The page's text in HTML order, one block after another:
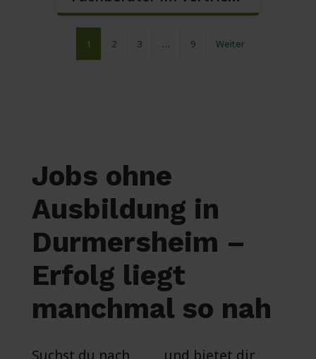
1 2 3 … 9 Weiter
Jobs ohne
Ausbildung in
Durmersheim –
Erfolg liegt
manchmal so nah